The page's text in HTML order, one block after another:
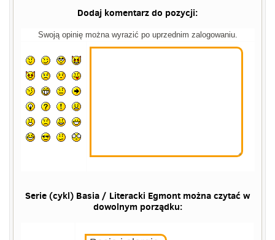
Dodaj komentarz do pozycji:
Swoją opinię można wyrazić po uprzednim zalogowaniu.
Serie (cykl) Basia / Literacki Egmont można czytać w
dowolnym porządku: